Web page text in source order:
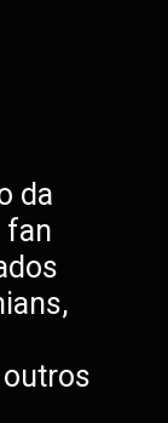
da
fan
outros